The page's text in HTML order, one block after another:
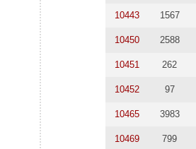
10443 1567
10450 2588
10451 262
10452 97
10465 3983
10469 799